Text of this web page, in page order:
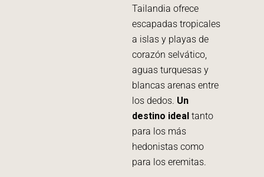
Tailandia ofrece
escapadas tropicales
a islas y playas de
corazón selvático,
aguas turquesas y
blancas arenas entre
los dedos. Un
destino ideal tanto
para los más
hedonistas como
para los eremitas.